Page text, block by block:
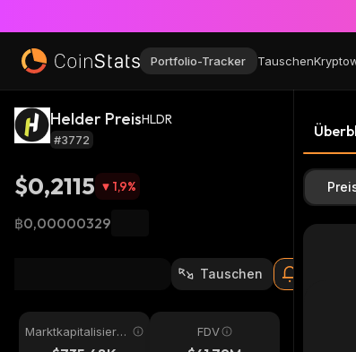
Portfolio-Tracker Tauschen
Helder PreisHLDR
#3772
$0,2115 1,9%
฿0,00000329
Tauschen
Marktkapitalisieru
FDV